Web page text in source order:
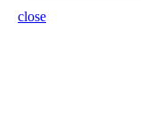
close